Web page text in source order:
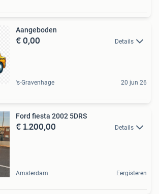
Aangeboden
€ 0,00 Details
's-Gravenhage 20 jun 26
Ford fiesta 2002 5DRS
€ 1.200,00 Details
Amsterdam Eergisteren